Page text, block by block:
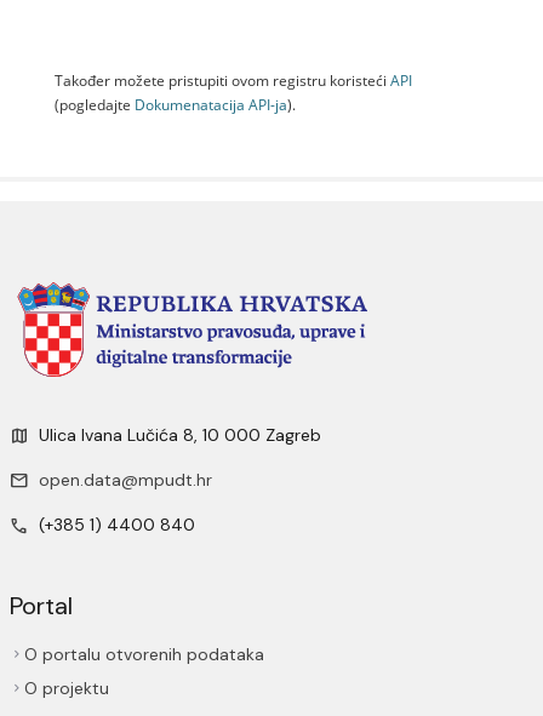
Također možete pristupiti ovom registru koristeći API
(pogledajte Dokumenаtаcijа API-jа).